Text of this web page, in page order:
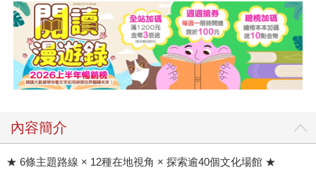
內容簡介
★ 6條主題路線 × 12種在地視角 × 探索逾40個文化場館 ★